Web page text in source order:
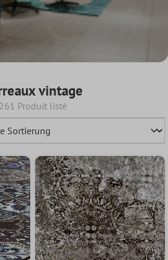
vintage
261 Produit listé